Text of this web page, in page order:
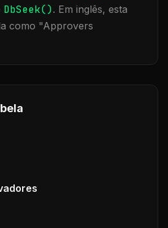
DbSeek(). Em inglês, esta
como "Approvers